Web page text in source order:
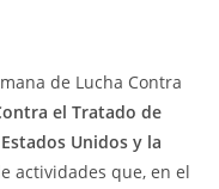
de Lucha Contra
el Tratado de
Unidos y la
actividades que, en el